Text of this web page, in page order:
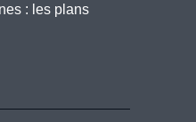
: les plans